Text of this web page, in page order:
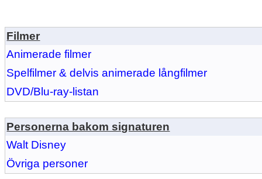
Filmer
Animerade filmer
Spelfilmer & delvis animerade långfilmer
DVD/Blu-ray-listan
Personerna bakom signaturen
Walt Disney
Övriga personer